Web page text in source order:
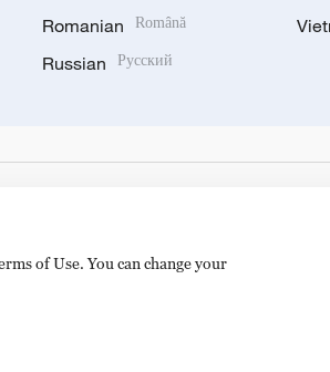
Romanian Română
Russian Русский
100040
of Use. You can change your